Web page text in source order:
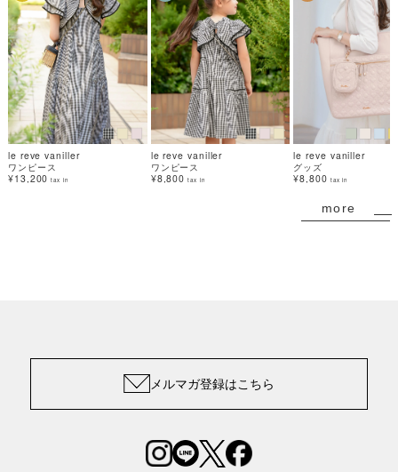
le reve vaniller
ワンピース
¥13,200 tax in
le reve vaniller
ワンピース
¥8,800 tax in
le reve vaniller
グッズ
¥8,800 tax in
more
メルマガ登録はこちら